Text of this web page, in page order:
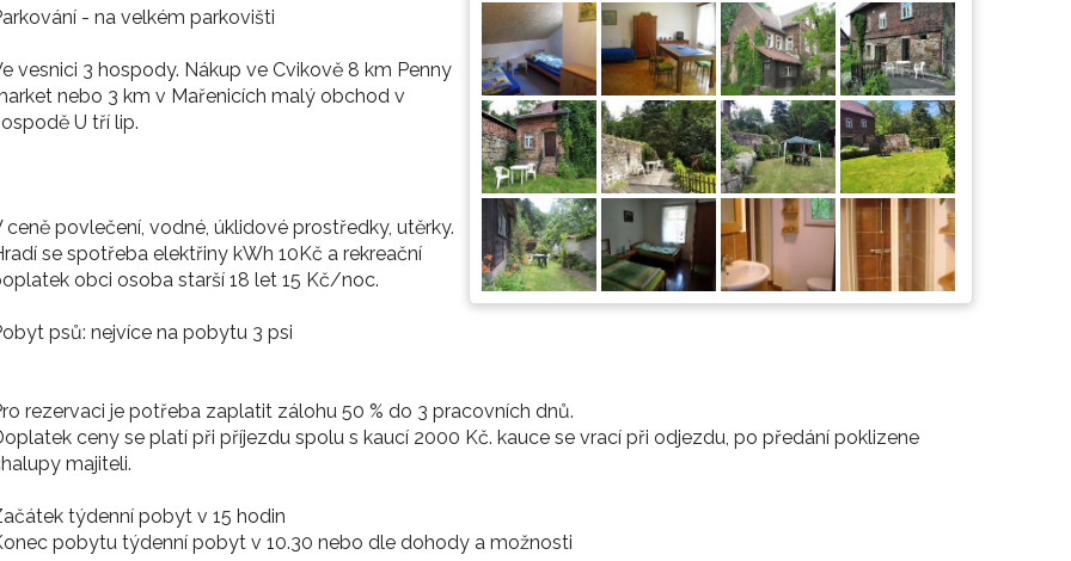
- na velkém parkovišti
vesnici 3 hospody. Nákup ve Cvikově 8 km Penny
nebo 3 km v Mařenicích malý obchod v
U tří lip.
ceně povlečení, vodné, úklidové prostředky, utěrky.
se spotřeba elektřiny kWh 10Kč a rekreační
obci osoba starší 18 let 15 Kč/noc.
psů: nejvíce na pobytu 3 psi
rezervaci je potřeba zaplatit zálohu 50 % do 3 pracovních dnů.
ceny se platí při příjezdu spolu s kaucí 2000 Kč. kauce se vrací při odjezdu, po předání poklizene
majiteli.
týdenní pobyt v 15 hodin
pobytu týdenní pobyt v 10.30 nebo dle dohody a možnosti